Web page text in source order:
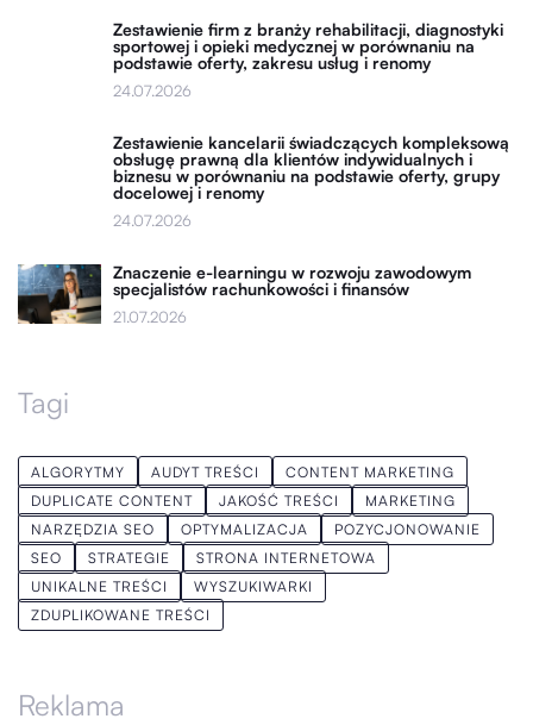
Zestawienie firm z branży rehabilitacji, diagnostyki
sportowej i opieki medycznej w porównaniu na
podstawie oferty, zakresu usług i renomy
24.07.2026
Zestawienie kancelarii świadczących kompleksową
obsługę prawną dla klientów indywidualnych i
biznesu w porównaniu na podstawie oferty, grupy
docelowej i renomy
24.07.2026
Znaczenie e-learningu w rozwoju zawodowym
specjalistów rachunkowości i finansów
21.07.2026
Tagi
ALGORYTMY AUDYT TREŚCI
CONTENT MARKETING
DUPLICATE CONTENT
JAKOŚĆ TREŚCI
MARKETING
NARZĘDZIA SEO
OPTYMALIZACJA
POZYCJONOWANIE
SEO
STRATEGIE
STRONA INTERNETOWA
UNIKALNE TREŚCI
WYSZUKIWARKI
ZDUPLIKOWANE TREŚCI
Reklama